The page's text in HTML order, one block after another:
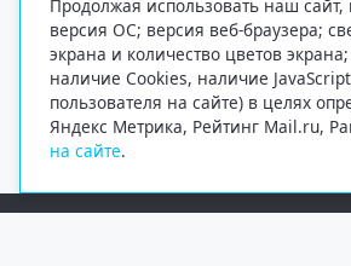
Продолжая использовать наш сайт,
версия ОС; версия веб-браузера;
экрана и количество цветов
наличие Cookies, наличие
пользователя на сайте) в целях
Яндекс Метрика, Рейтинг Mail.ru,
на сайте.